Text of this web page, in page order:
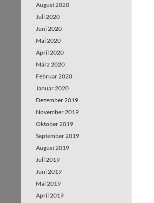
August 2020
Juli 2020
Juni 2020
Mai 2020
April 2020
März 2020
Februar 2020
Januar 2020
Dezember 2019
November 2019
Oktober 2019
September 2019
August 2019
Juli 2019
Juni 2019
Mai 2019
April 2019